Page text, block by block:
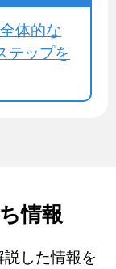
体的な
テップを
情報
した情報を